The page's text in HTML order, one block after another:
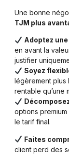
Une bonne
TJM plus
Adoptez
en avant la
justifier
Soyez
légèrement plus
rentable qu’une
options
le tarif final.
Faites
client perd des